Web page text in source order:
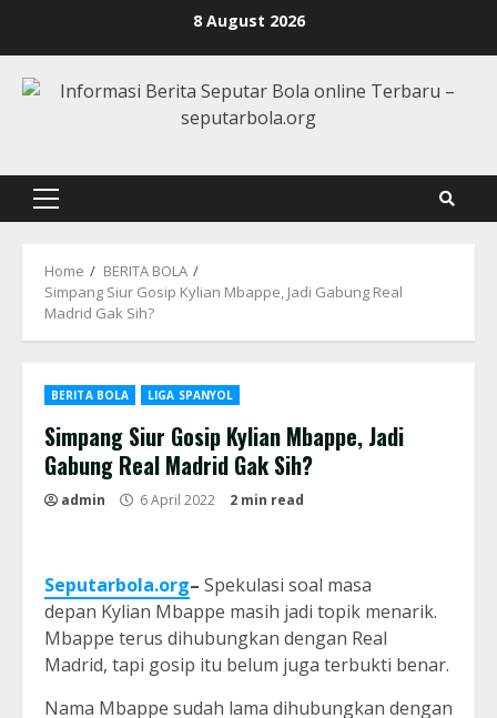
8 August 2026
Primary
Home
BERITA BOLA
Simpang Siur Gosip Kylian Mbappe, Jadi Gabung Real
Madrid Gak Sih?
BERITA BOLA LIGA SPANYOL
Simpang Siur Gosip Kylian Mbappe, Jadi
Gabung Real Madrid Gak Sih?
admin 6 April 2022 2 min read
Seputarbola.org– Spekulasi soal masa
depan Kylian Mbappe masih jadi topik menarik.
Mbappe terus dihubungkan dengan Real
Madrid, tapi gosip itu belum juga terbukti benar.
Nama Mbappe sudah lama dihubungkan dengan